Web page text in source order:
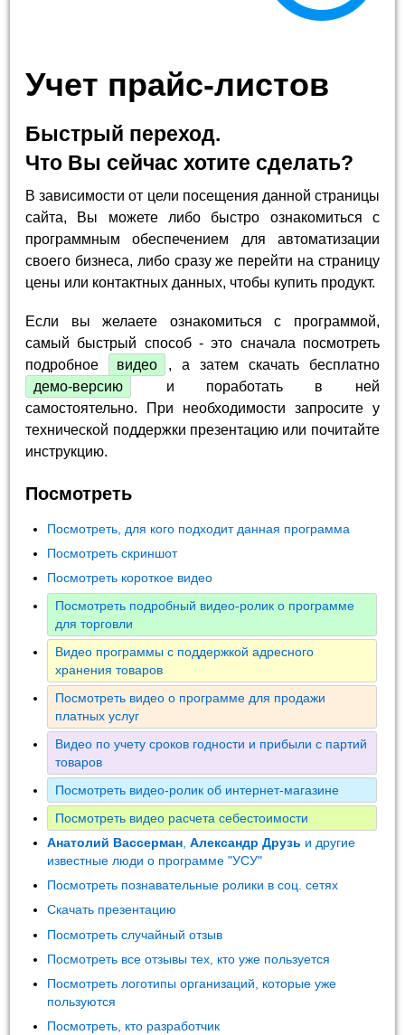
Учет прайс-листов
Быстрый переход.
Что Вы сейчас хотите сделать?
В зависимости от цели посещения данной страницы
сайта, Вы можете либо быстро ознакомиться с
программным обеспечением для автоматизации
своего бизнеса, либо сразу же перейти на страницу
цены или контактных данных, чтобы купить продукт.
Если вы желаете ознакомиться с программой,
самый быстрый способ - это сначала посмотреть
подробное
видео
, а затем скачать бесплатно
демо-версию
и поработать в ней
самостоятельно. При необходимости запросите у
технической поддержки презентацию или почитайте
инструкцию.
Посмотреть
Посмотреть, для кого подходит данная программа
Посмотреть скриншот
Посмотреть короткое видео
Посмотреть подробный видео-ролик о программе
для торговли
Видео программы с поддержкой адресного
хранения товаров
Посмотреть видео о программе для продажи
платных услуг
Видео по учету сроков годности и прибыли с партий
товаров
Посмотреть видео-ролик об интернет-магазине
Посмотреть видео расчета себестоимости
Анатолий Вассерман ,Александр Друзь и другие
известные люди о программе "УСУ"
Посмотреть познавательные ролики в соц. сетях
Скачать презентацию
Посмотреть случайный отзыв
Посмотреть все отзывы тех, кто уже пользуется
Посмотреть логотипы организаций, которые уже
пользуются
Посмотреть, кто разработчик